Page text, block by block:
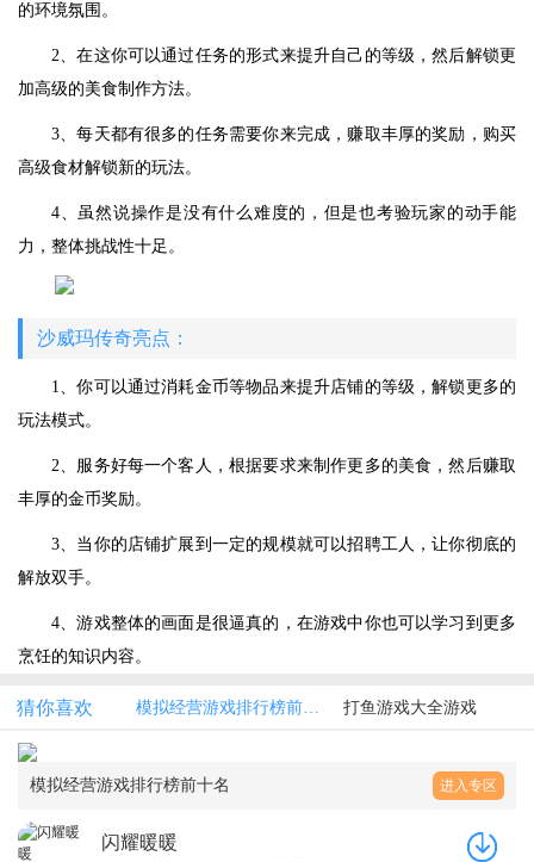
的环境氛围。
2、在这你可以通过任务的形式来提升自己的等级，然后解锁更
加高级的美食制作方法。
3、每天都有很多的任务需要你来完成，赚取丰厚的奖励，购买
高级食材解锁新的玩法。
4、虽然说操作是没有什么难度的，但是也考验玩家的动手能
力，整体挑战性十足。
沙威玛传奇亮点：
1、你可以通过消耗金币等物品来提升店铺的等级，解锁更多的
玩法模式。
2、服务好每一个客人，根据要求来制作更多的美食，然后赚取
丰厚的金币奖励。
3、当你的店铺扩展到一定的规模就可以招聘工人，让你彻底的
解放双手。
4、游戏整体的画面是很逼真的，在游戏中你也可以学习到更多
烹饪的知识内容。
猜你喜欢 模拟经营游戏排行榜前十名 打鱼游戏大全游戏
模拟经营游戏排行榜前十名 进入专区
闪耀暖暖